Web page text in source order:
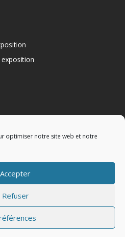
optimiser notre site web et notre
Accepter
Refuser